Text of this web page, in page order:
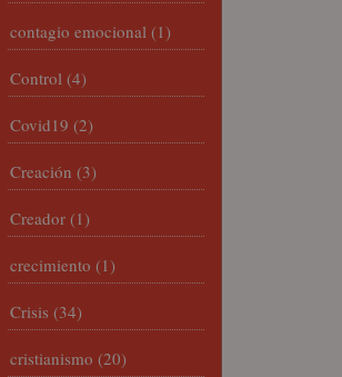
contagio emocional (1)
Control (4)
Covid19 (2)
Creación (3)
Creador (1)
crecimiento (1)
Crisis (34)
cristianismo (20)